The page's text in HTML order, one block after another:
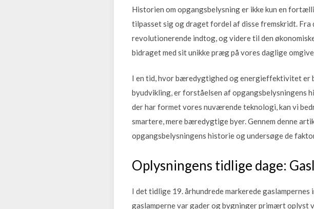
Historien om opgangsbelysning er ikke kun en
tilpasset sig og draget fordel af disse fremskridt.
revolutionerende indtog, og videre til den
bidraget med sit unikke præg på vores daglige
I en tid, hvor bæredygtighed og energieffektivitet er
byudvikling, er forståelsen af opgangsbelysningens
der har formet vores nuværende teknologi, kan vi
smartere, mere bæredygtige byer. Gennem denne
opgangsbelysningens historie og undersøge de
Oplysningens tidlige dage:
I det tidlige 19. århundrede markerede
gaslamperne var gader og bygninger primært oplyst